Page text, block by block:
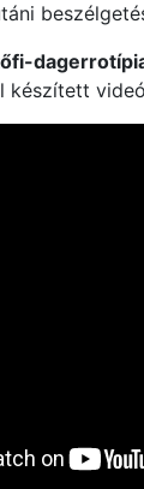
készített